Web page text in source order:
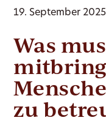
19. September 2025
Was
zu